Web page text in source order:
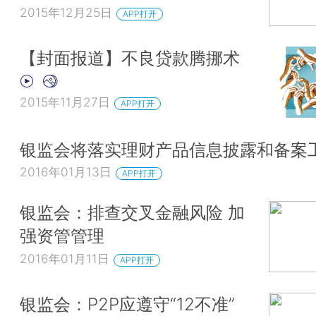
2015年12月25日 APP打开
【封面报道】不良贷款腾挪术
2015年11月27日 APP打开
银监会将落实理财产品信息披露和备案
2016年01月13日 APP打开
银监会：排查交叉金融风险 加
强资管管理
2016年01月11日 APP打开
银监会：P2P应遵守“12不准”